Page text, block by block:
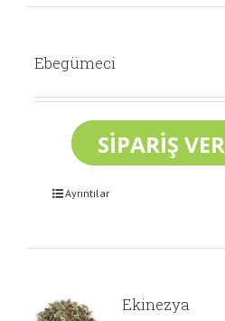
Ebegümeci
Ayrıntılar
Ekinezya